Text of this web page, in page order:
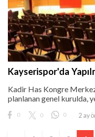
Kayserispor'da
Kadir Has Kongre
planlanan genel kurulda,
0 0 0 2 ay